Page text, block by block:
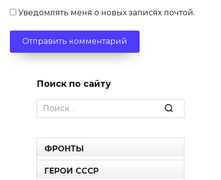
Уведомлять меня о новых записях почтой.
Поиск по сайту
Search
for:
ФРОНТЫ
ГЕРОИ СССР